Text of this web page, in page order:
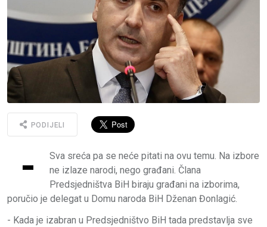
PODIJELI
-
Sva sreća pa se neće pitati na ovu temu. Na izbore
ne izlaze narodi, nego građani. Člana
Predsjedništva BiH biraju građani na izborima,
poručio je delegat u Domu naroda BiH Dženan Đonlagić.
- Kada je izabran u Predsjedništvo BiH tada predstavlja sve